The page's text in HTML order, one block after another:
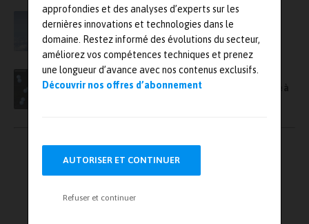
approfondies et des analyses d’experts sur les
dernières innovations et technologies dans le
domaine. Restez informé des évolutions du secteur,
améliorez vos compétences techniques et prenez
une longueur d’avance avec nos contenus exclusifs.
Découvrir nos offres d’abonnement
AUTORISER ET CONTINUER
Refuser et continuer
Airbus ouvre un nouveau centre de
développement ZEROe à Stade pour les
technologies innovantes de l’hydrogène
BMW Group, Airbus et Quantinuum veulent
accélérer la recherche sur la mobilité durable à
Pagination
publications
1 2